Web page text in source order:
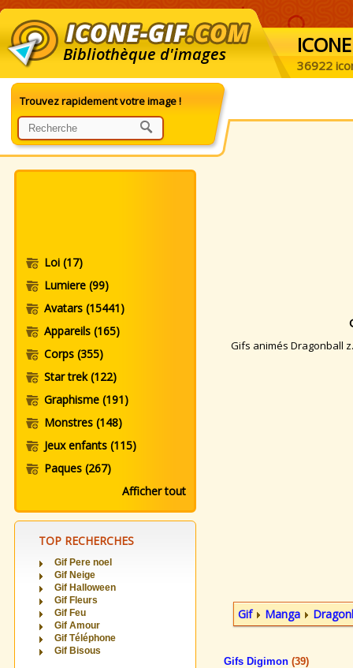
Bibliothèque d'images ICONE
36922
Trouvez rapidement votre image !
Loi (17)
Lumiere (99)
Avatars (15441)
Appareils (165)
Corps (355)
Star trek(122)
Graphisme (191)
Monstres (148)
Jeux enfants (115)
Paques (267)
Afficher tout
TOP RECHERCHES
Gif Pere noel
Gif Neige
Gif Halloween
Gif Fleurs
Gif Feu
Gif Amour
Gif Téléphone
Gif Bisous
Gifs animés Dragonball
Gif Manga
Gifs Digimon (39)